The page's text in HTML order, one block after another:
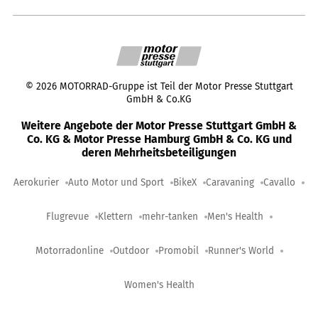
© 2026 MOTORRAD-Gruppe ist Teil der Motor Presse Stuttgart
GmbH & Co.KG
Weitere Angebote der Motor Presse Stuttgart GmbH &
Co. KG & Motor Presse Hamburg GmbH & Co. KG und
deren Mehrheitsbeteiligungen
Aerokurier Auto Motor und Sport BikeX Caravaning Cavallo
Flugrevue Klettern mehr-tanken Men's Health
Motorradonline Outdoor Promobil Runner's World
Women's Health